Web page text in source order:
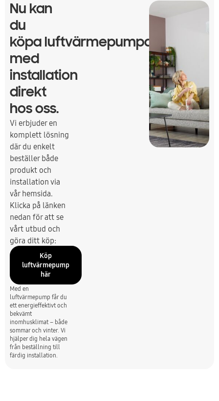
Nu kan
du
köpa luftvärmepumpar
med
installation
direkt
hos oss.
Vi erbjuder en
komplett lösning
där du enkelt
beställer både
produkt och
installation via
vår hemsida.
Klicka på länken
nedan för att se
vårt utbud och
göra ditt köp:
Köp
luftvärmepump
här
Med en
luftvärmepump får du
ett energieffektivt och
bekvämt
inomhusklimat – både
sommar och vinter. Vi
hjälper dig hela vägen
från beställning till
färdig installation.